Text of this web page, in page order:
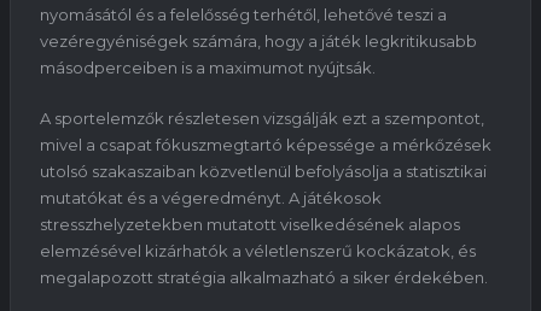
nyomásától és a felelősség terhétől, lehetővé teszi a
vezéregyéniségek számára, hogy a játék legkritikusabb
másodperceiben is a maximumot nyújtsák.
A sportelemzők részletesen vizsgálják ezt a szempontot,
mivel a csapat fókuszmegtartó képessége a mérkőzések
utolsó szakaszaiban közvetlenül befolyásolja a statisztikai
mutatókat és a végeredményt. A játékosok
stresszhelyzetekben mutatott viselkedésének alapos
elemzésével kizárhatók a véletlenszerű kockázatok, és
megalapozott stratégia alkalmazható a siker érdekében.